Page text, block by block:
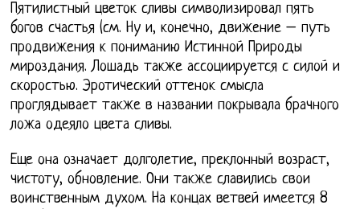
Пятилистный цветок сливы символизировал пять
богов счастья (см. Ну и, конечно, движение – путь
продвижения к пониманию Истинной Природы
мироздания. Лошадь также ассоциируется с силой и
скоростью. Эротический оттенок смысла
проглядывает также в названии покрывала брачного
ложа одеяло цвета сливы.
Еще она означает долголетие, преклонный возраст,
чистоту, обновление. Они также славились свои
воинственным духом. На концах ветвей имеется 8